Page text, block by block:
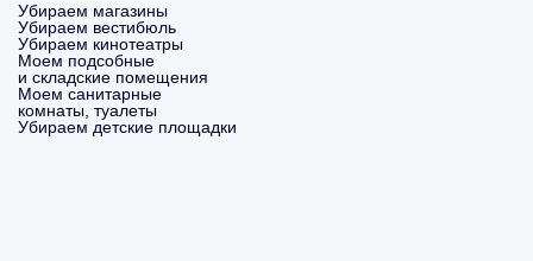
Убираем магазины
Убираем вестибюль
Убираем кинотеатры
Моем подсобные
и складские помещения
Моем санитарные
комнаты, туалеты
Убираем детские площадки